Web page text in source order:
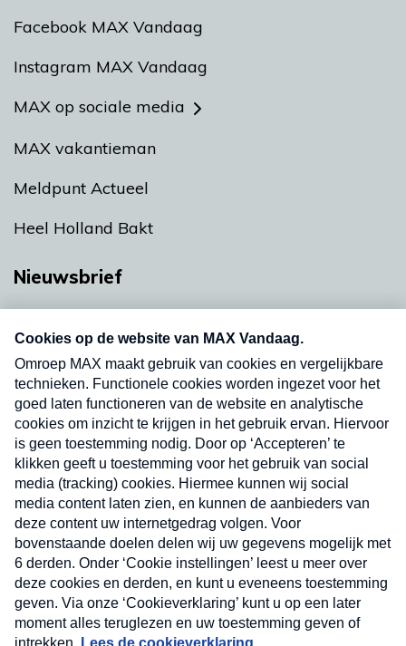
Facebook MAX Vandaag
Instagram MAX Vandaag
MAX op sociale media
MAX vakantieman
Meldpunt Actueel
Heel Holland Bakt
Nieuwsbrief
Neem hier een gratis abonnement op onze
nieuwsbrief. Elke vrijdag- en dinsdagochtend in
uw mailbox.
Verzend
Nieuwsbrief
Neem hier een gratis abonnement op onze
nieuwsbrief. Elke vrijdag- en dinsdagochtend in uw